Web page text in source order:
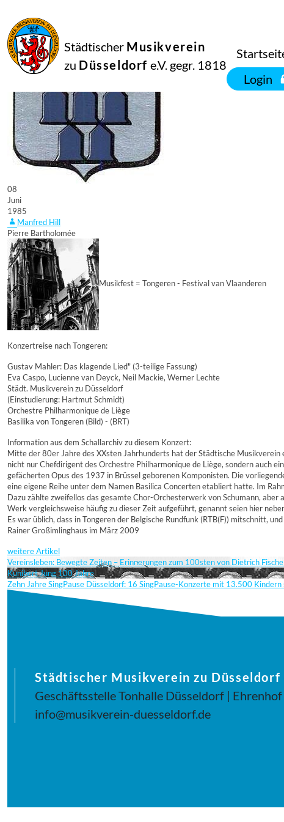
Städtischer Musikverein
zu Düsseldorf e.V. gegr. 1818
Login
08
Juni
1985
Manfred Hill
Pierre Bartholomée
Musikfest = Tongeren - Festival van Vlaanderen
Konzertreise nach Tongeren:
Gustav Mahler: Das klagende Lied" (3-teilige Fassung)
Eva Caspo, Lucienne van Deyck, Neil Mackie, Werner Lechte
Städt. Musikverein zu Düsseldorf
(Einstudierung: Hartmut Schmidt)
Orchestre Philharmonique de Liège
Basilika von Tongeren (Bild) - (BRT)
Information aus dem Schallarchiv zu diesem Konzert:
Mitte der 80er Jahre des XXsten Jahrhunderts hat der Städtische
nicht nur Chefdirigent des Orchestre Philharmonique de Liège, sondern auch
gefächerten Opus des 1937 in Brüssel geborenen Komponisten. Die
eine eigene Reihe unter dem Namen Basilica Concerten etabliert hatte. Im
Dazu zählte zweifellos das gesamte Chor-Orchesterwerk von Schumann, aber
Werk vergleichsweise häufig zu dieser Zeit aufgeführt, genannt seien hier
Es war üblich, dass in Tongeren der Belgische Rundfunk (RTB(F)) mitschnitt,
Rainer Großimlinghaus im März 2009
weitere Artikel
Vereinsleben: Bewegte Zeiten – Erinnerungen zum 100sten von Dietrich
Kunibert Jung 100 Jahre
Zehn Jahre SingPause Düsseldorf: 16 SingPause-Konzerte mit 13.500
Städtischer Musikverein zu Düsseldorf
Geschäftsstelle Tonhalle Düsseldorf |
info@musikverein-duesseldorf.de